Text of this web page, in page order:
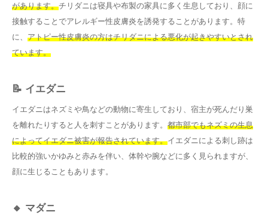
があります。チリダニは寝具や布製の家具に多く生息しており、顔に
接触することでアレルギー性皮膚炎を誘発することがあります。特
に、 アトピー性皮膚炎の方はチリダニによる悪化が起きやすいとされ
ています。
📝 イエダニ
イエダニはネズミや鳥などの動物に寄生しており、宿主が死んだり巣
を離れたりすると人を刺すことがあります。 都市部でもネズミの生息
によってイエダニ被害が報告されています。イエダニによる刺し跡は
比較的強いかゆみと赤みを伴い、体幹や腕などに多く見られますが、
顔に生じることもあります。
🔸 マダニ